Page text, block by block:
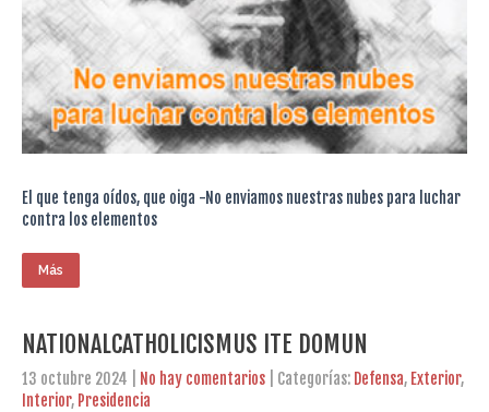
El que tenga oídos, que oiga -No enviamos nuestras nubes para luchar
contra los elementos
Más
NATIONALCATHOLICISMUS ITE DOMUN
13 octubre 2024 No hay comentarios | Categorías: Defensa, Exterior,
Interior, Presidencia